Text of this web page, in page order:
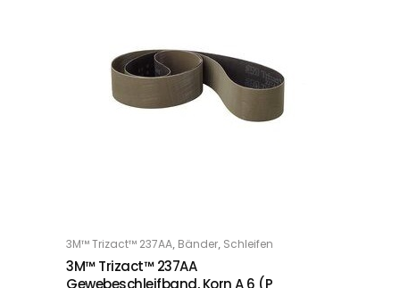
OPTIONS
3M™ Trizact™ 237AA, Bänder, Schleifen
3M™ Trizact™ 237AA
Gewebeschleifband, Korn A 6 (P